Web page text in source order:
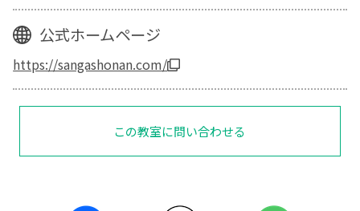
公式ホームページ
https://sangashonan.com/
この教室に問い合わせる